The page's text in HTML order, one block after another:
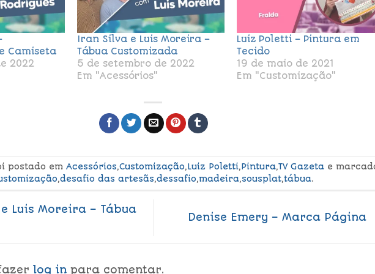
Camiseta
2022
Iran Silva e Luis Moreira –
Tábua Customizada
5 de setembro de 2022
Em "Acessórios"
Luiz Poletti – Pintura em
Tecido
19 de maio de 2021
Em "Customização"
postado em Acessórios,Customização,Luiz Poletti,Pintura,TV Gazetae
,desafio das artesãs,dessafio,madeira,sousplat,tábua.
Luis Moreira – Tábua
Denise Emery – Marca Página
log in para comentar.